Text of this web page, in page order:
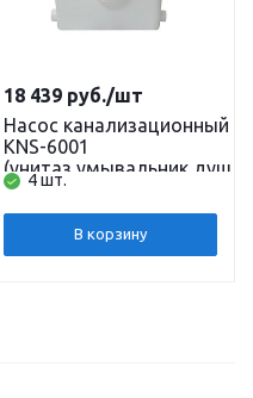
4003
6м
Насос канализационный
KNS-6001
маш, пос. маш) 150 л/ми
Н-9,5м BELAMOS
4 шт.
18 439 руб./шт
В корзину